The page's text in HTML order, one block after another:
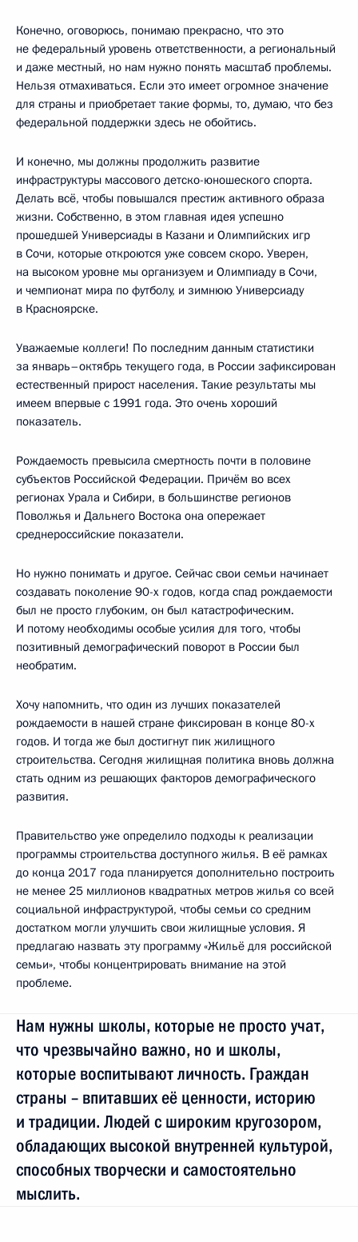
Конечно, оговорюсь, понимаю прекрасно, что это
не федеральный уровень ответственности, а региональный
и даже местный, но нам нужно понять масштаб проблемы.
Нельзя отмахиваться. Если это имеет огромное значение
для страны и приобретает такие формы, то, думаю, что без
федеральной поддержки здесь не обойтись.
И конечно, мы должны продолжить развитие
инфраструктуры массового детско-юношеского спорта.
Делать всё, чтобы повышался престиж активного образа
жизни. Собственно, в этом главная идея успешно
прошедшей Универсиады в Казани и Олимпийских игр
в Сочи, которые откроются уже совсем скоро. Уверен,
на высоком уровне мы организуем и Олимпиаду в Сочи,
и чемпионат мира по футболу, и зимнюю Универсиаду
в Красноярске.
Уважаемые коллеги! По последним данным статистики
за январь–октябрь текущего года, в России зафиксирован
естественный прирост населения. Такие результаты мы
имеем впервые с 1991 года. Это очень хороший
показатель.
Рождаемость превысила смертность почти в половине
субъектов Российской Федерации. Причём во всех
регионах Урала и Сибири, в большинстве регионов
Поволжья и Дальнего Востока она опережает
среднероссийские показатели.
Но нужно понимать и другое. Сейчас свои семьи начинает
создавать поколение 90-х годов, когда спад рождаемости
был не просто глубоким, он был катастрофическим.
И потому необходимы особые усилия для того, чтобы
позитивный демографический поворот в России был
необратим.
Хочу напомнить, что один из лучших показателей
рождаемости в нашей стране фиксирован в конце 80-х
годов. И тогда же был достигнут пик жилищного
строительства. Сегодня жилищная политика вновь должна
стать одним из решающих факторов демографического
развития.
Правительство уже определило подходы к реализации
программы строительства доступного жилья. В её рамках
до конца 2017 года планируется дополнительно построить
не менее 25 миллионов квадратных метров жилья со всей
социальной инфраструктурой, чтобы семьи со средним
достатком могли улучшить свои жилищные условия. Я
предлагаю назвать эту программу «Жильё для российской
семьи», чтобы концентрировать внимание на этой
проблеме.
Нам нужны школы, которые не просто учат,
что чрезвычайно важно, но и школы,
которые воспитывают личность. Граждан
страны – впитавших её ценности, историю
и традиции. Людей с широким кругозором,
обладающих высокой внутренней культурой,
способных творчески и самостоятельно
мыслить.